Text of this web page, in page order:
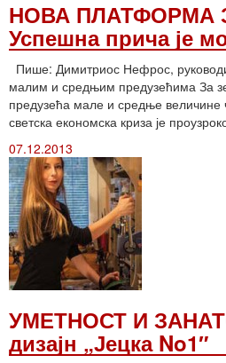
НОВА ПЛАТФОРМА
Успешна прича је
Пише: Димитриос Нефрос,
малим и средњим предузећима За
предузећа мале и средње величине
светска економска криза је
07.12.2013
УМЕТНОСТ И
дизајн „Јецка No1″